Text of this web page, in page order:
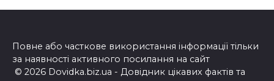
Повне або часткове використання інформації тільки
за наявності активного посилання на сайт
© 2026 Dovidka.biz.ua - Довідник цікавих фактів та